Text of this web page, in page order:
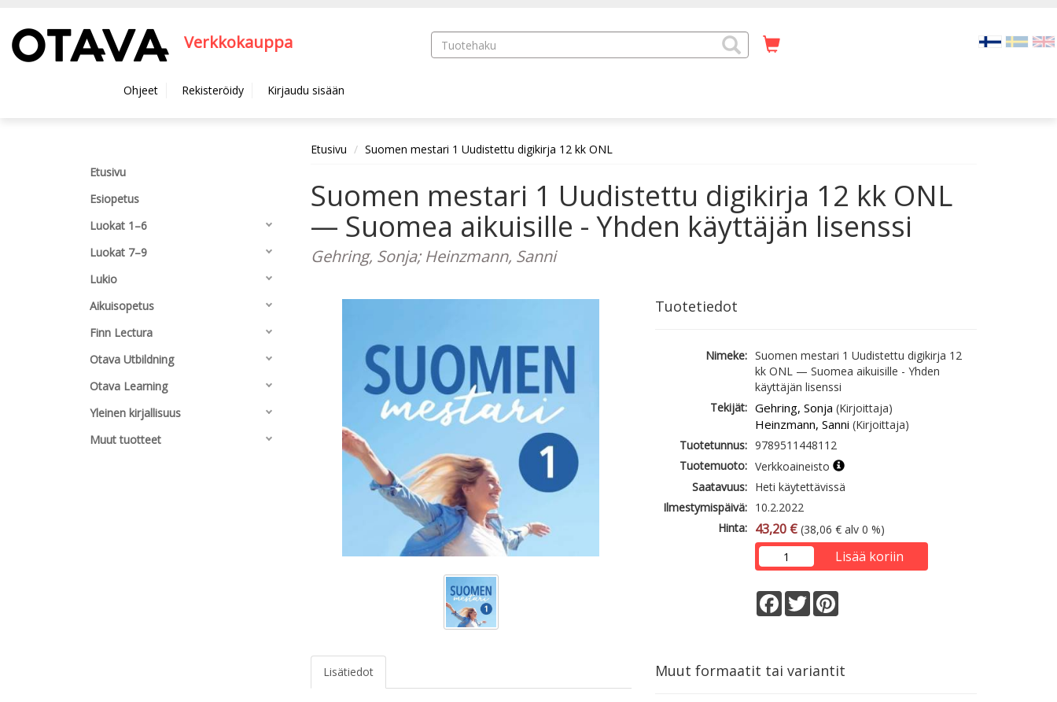
Verkkokauppa
Ohjeet Rekisteröidy Kirjaudu sisään
Etusivu
Esiopetus
Luokat 1–6
Luokat 7–9
Lukio
Aikuisopetus
Finn Lectura
Otava Utbildning
Otava Learning
Yleinen kirjallisuus
Muut tuotteet
Etusivu Suomen mestari 1 Uudistettu digikirja 12 kk ONL
Suomen mestari 1 Uudistettu digikirja 12 kk ONL
— Suomea aikuisille - Yhden käyttäjän lisenssi
Gehring, Sonja; Heinzmann, Sanni
Tuotetiedot
Nimeke: Suomen mestari 1 Uudistettu digikirja 12
kk ONL — Suomea aikuisille - Yhden
käyttäjän lisenssi
Tekijät: Gehring, Sonja (Kirjoittaja)
Heinzmann, Sanni (Kirjoittaja)
Tuotetunnus: 9789511448112
Tuotemuoto: Verkkoaineisto
Saatavuus: Heti käytettävissä
Ilmestymispäivä: 10.2.2022
Hinta: 43,20 € (38,06 € alv 0 %)
Lisää koriin
Facebook
Twitter
Lisätiedot Muut formaatit tai variantit